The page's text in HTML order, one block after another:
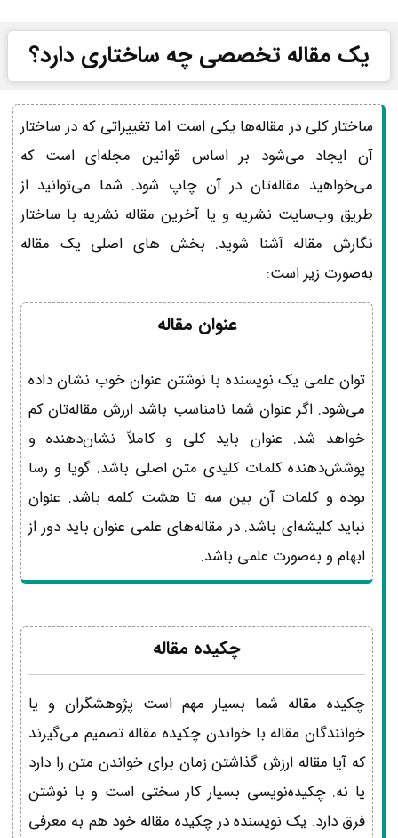
یک مقاله تخصصی چه ساختاری دارد؟
ساختار کلی در مقاله‌ها یکی است اما تغییراتی که در ساختار
آن ایجاد می‌شود بر اساس قوانین مجله‌ای است که
می‌خواهید مقاله‌تان در آن چاپ شود. شما می‌توانید از
طریق وب‌سایت نشریه و یا آخرین مقاله نشریه با ساختار
نگارش مقاله آشنا شوید. بخش های اصلی یک مقاله
به‌صورت زیر است:
عنوان مقاله
توان علمی یک نویسنده با نوشتن عنوان خوب نشان داده
می‌شود. اگر عنوان شما نامناسب باشد ارزش مقاله‌تان کم
خواهد شد. عنوان باید کلی و کاملاً نشان‌دهنده و
پوشش‌دهنده کلمات کلیدی متن اصلی باشد. گویا و رسا
بوده و کلمات آن بین سه تا هشت کلمه باشد. عنوان
نباید کلیشه‌ای باشد. در مقاله‌های علمی عنوان باید دور از
ابهام و به‌صورت علمی باشد.
چکیده مقاله
چکیده مقاله شما بسیار مهم است پژوهشگران و یا
خوانندگان مقاله با خواندن چکیده مقاله تصمیم می‌گیرند
که آیا مقاله ارزش گذاشتن زمان برای خواندن متن را دارد
یا نه. چکیده‌نویسی بسیار کار سختی است و با نوشتن
فرق دارد. یک نویسنده در چکیده مقاله خود هم به معرفی